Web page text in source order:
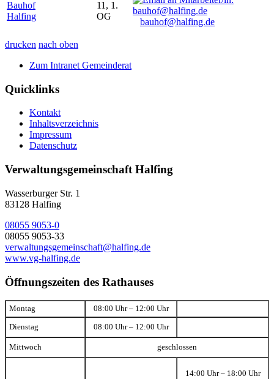
Bauhof
Halfing
11, 1.
OG
bauhof@halfing.de
drucken nach oben
Zum Intranet Gemeinderat
Quicklinks
Kontakt
Inhaltsverzeichnis
Impressum
Datenschutz
Verwaltungsgemeinschaft Halfing
Wasserburger Str. 1
83128 Halfing
08055 9053-0
08055 9053-33
verwaltungsgemeinschaft@halfing.de
www.vg-halfing.de
Öffnungszeiten des Rathauses
Montag 08:00 Uhr – 12:00 Uhr
Dienstag 08:00 Uhr – 12:00 Uhr
Mittwoch geschlossen
14:00 Uhr – 18:00 Uhr